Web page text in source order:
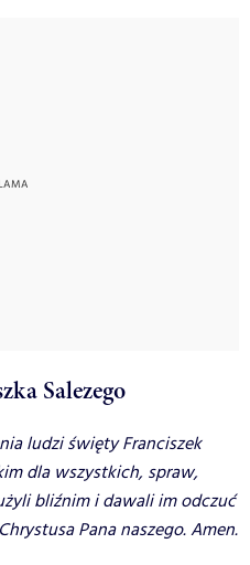
Salezego
ludzi święty Franciszek
dla wszystkich, spraw,
bliźnim i dawali im odczuć
Pana naszego. Amen.